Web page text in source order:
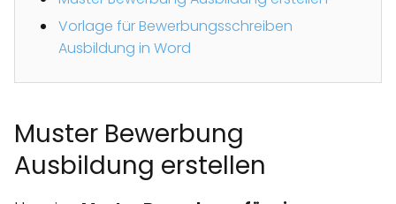
Vorlage für Bewerbungsschreiben
Ausbildung in Word
Muster Bewerbung
Ausbildung erstellen